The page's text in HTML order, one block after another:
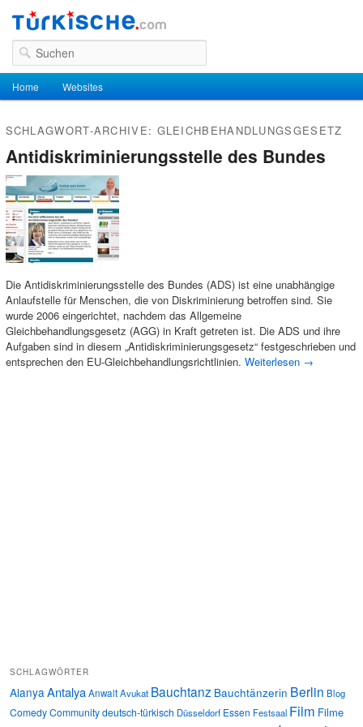
Suchen
Hauptmenü
Zum Inhalt wechseln
Zum sekundären Inhalt wechseln
Home Websites
SCHLAGWORT-ARCHIVE: GLEICHBEHANDLUNGSGESETZ
Antidiskriminierungsstelle des Bundes
Die Antidiskriminierungsstelle des Bundes (ADS) ist eine unabhängige
Anlaufstelle für Menschen, die von Diskriminierung betroffen sind. Sie
wurde 2006 eingerichtet, nachdem das Allgemeine
Gleichbehandlungsgesetz (AGG) in Kraft getreten ist. Die ADS und ihre
Aufgaben sind in diesem „Antidiskriminierungsgesetz“ festgeschrieben und
entsprechen den EU-Gleichbehandlungsrichtlinien. Weiterlesen →
SCHLAGWÖRTER
AlanyaAntalyaAnwaltAvukat Bauchtanz Bauchtänzerin Berlin Blog
ComedyCommunitydeutsch-türkisch Düsseldorf Essen Festsaal Film Filme